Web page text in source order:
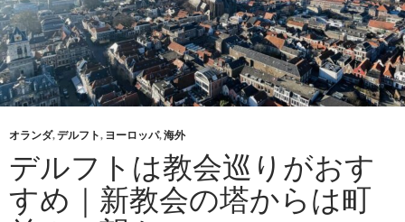
オランダ,デルフト, ヨーロッパ,海外
デルフトは教会巡りがおす
すめ｜新教会の塔からは町